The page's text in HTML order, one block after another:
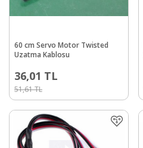
60 cm Servo Motor Twisted
Uzatma Kablosu
51,61TL
36,01 TL